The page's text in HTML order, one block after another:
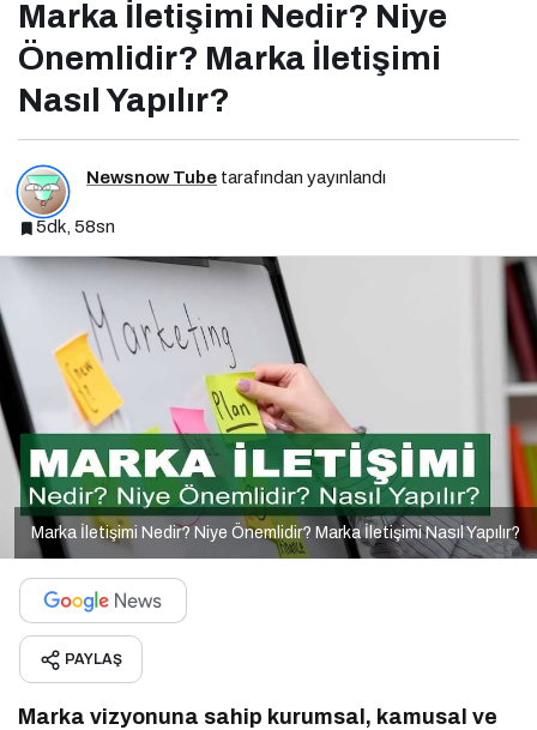
Marka İletişimi Nedir? Niye
Önemlidir? Marka İletişimi
Nasıl Yapılır?
Newsnow Tube tarafından yayınlandı
5dk, 58sn
Marka İletişimi Nedir? Niye Önemlidir? Marka İletişimi Nasıl Yapılır?
PAYLAŞ
Marka vizyonuna sahip kurumsal, kamusal ve